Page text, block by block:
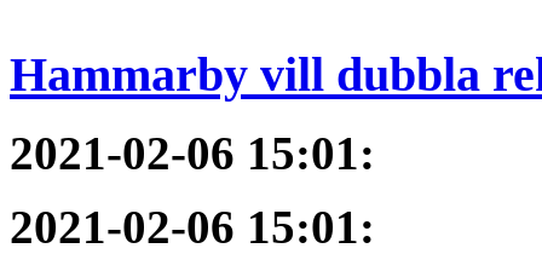
Hammarby vill dubbla
2021-02-06 15:01:
2021-02-06 15:01: